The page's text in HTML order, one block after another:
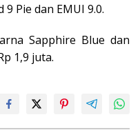
Pie dan EMUI 9.0.
Sapphire Blue dan
1,9 juta.